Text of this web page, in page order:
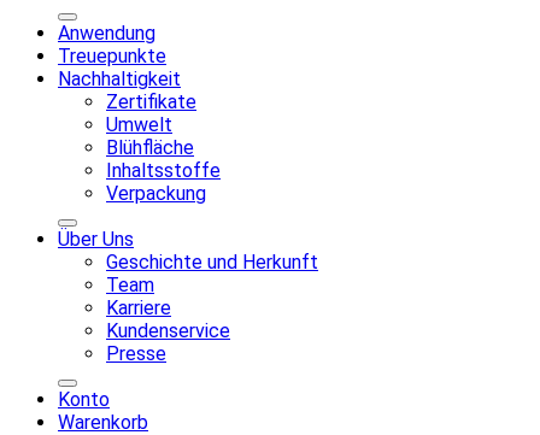
Anwendung
Treuepunkte
Nachhaltigkeit
Zertifikate
Umwelt
Blühfläche
Inhaltsstoffe
Verpackung
Über Uns
Geschichte und Herkunft
Team
Karriere
Kundenservice
Presse
Konto
Warenkorb